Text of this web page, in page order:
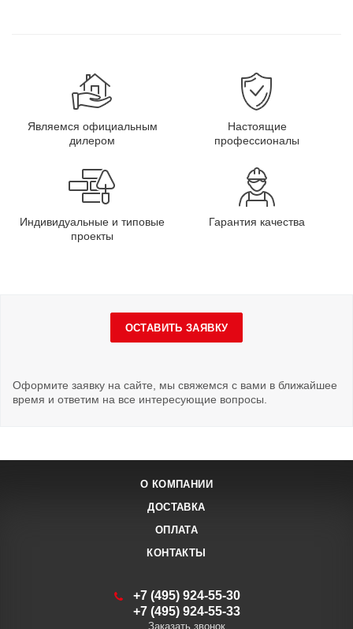
Являемся официальным
дилером
Настоящие
профессионалы
Индивидуальные и типовые
проекты
Гарантия качества
ОСТАВИТЬ ЗАЯВКУ
Оформите заявку на сайте, мы свяжемся с вами в ближайшее
время и ответим на все интересующие вопросы.
О КОМПАНИИ
ДОСТАВКА
ОПЛАТА
КОНТАКТЫ
+7 (495) 924-55-30
+7 (495) 924-55-33
Заказать звонок